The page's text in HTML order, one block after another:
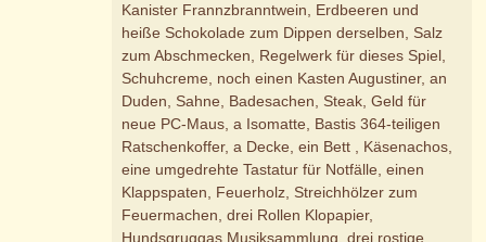
Kanister Frannzbranntwein, Erdbeeren und
heiße Schokolade zum Dippen derselben, Salz
zum Abschmecken, Regelwerk für dieses Spiel,
Schuhcreme, noch einen Kasten Augustiner, an
Duden, Sahne, Badesachen, Steak, Geld für
neue PC-Maus, a Isomatte, Bastis 364-teiligen
Ratschenkoffer, a Decke, ein Bett , Käsenachos,
eine umgedrehte Tastatur für Notfälle, einen
Klappspaten, Feuerholz, Streichhölzer zum
Feuermachen, drei Rollen Klopapier,
Hundsgruggas Musiksammlung, drei rostige